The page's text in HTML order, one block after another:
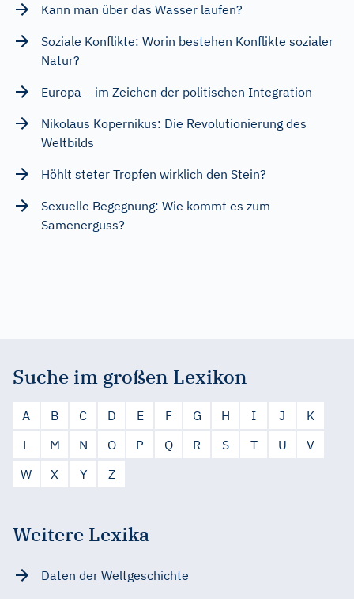
Kann man über das Wasser laufen?
Soziale Konflikte: Worin bestehen Konflikte sozialer
Natur?
Europa – im Zeichen der politischen Integration
Nikolaus Kopernikus: Die Revolutionierung des
Weltbilds
Höhlt steter Tropfen wirklich den Stein?
Sexuelle Begegnung: Wie kommt es zum
Samenerguss?
Suche im großen Lexikon
A B C D E F G H I J
K
L
M N O P Q R S T U
V
W
X Y Z
Weitere Lexika
Daten der Weltgeschichte